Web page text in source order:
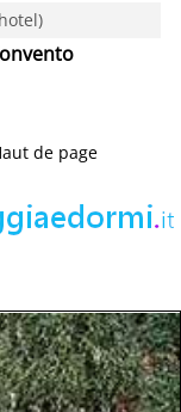
de page